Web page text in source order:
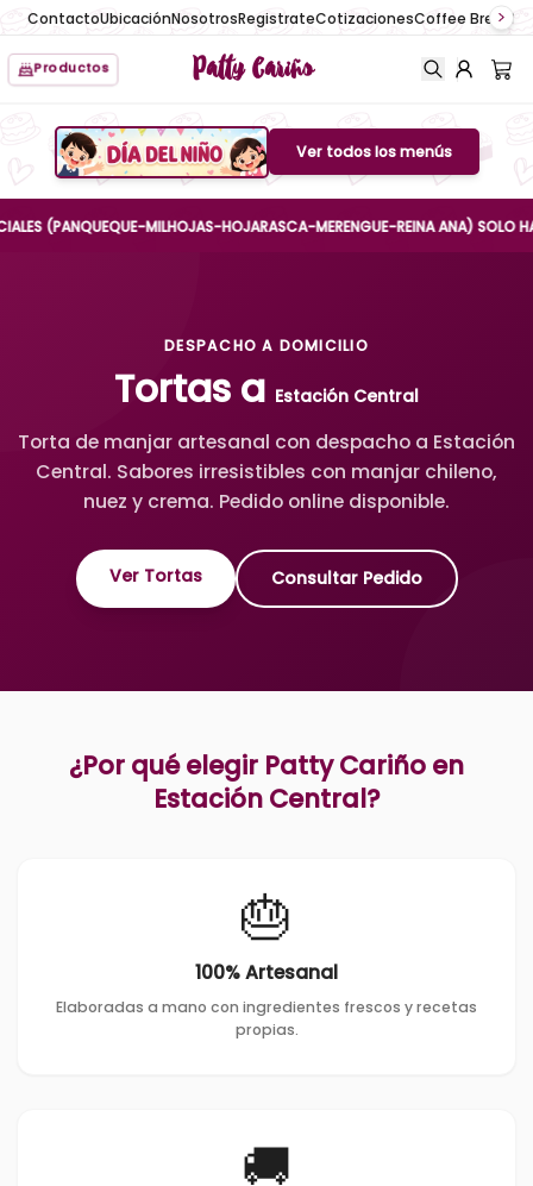
ContactoUbicaciónNosotrosRegistrateCotizacionesCoffee Break
Productos Patty Cariño
Boton de menu
Ver todos los menús
(PANQUEQUE-MILHOJAS-HOJARASCA-MERENGUE-REINA ANA) SOLO HASTA
DESPACHO A DOMICILIO
Tortas a Estación Central
Torta de manjar artesanal con despacho a Estación
Central. Sabores irresistibles con manjar chileno,
nuez y crema. Pedido online disponible.
Ver Tortas Consultar Pedido
¿Por qué elegir Patty Cariño en
Estación Central?
🎂
100% Artesanal
Elaboradas a mano con ingredientes frescos y recetas
propias.
🚚